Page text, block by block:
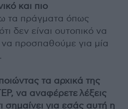
και πιο
τα πράγματα όπως
δεν είναι ουτοπικό να
να προσπαθούμε για μία
τα αρχικά της
να αναφέρετελέξεις
σημαίνει για εσάς αυτή η